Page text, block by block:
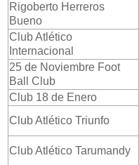
Rigoberto Herreros
Bueno
Club Atlético
Internacional
25 de Noviembre Foot
Ball Club
Club 18 de Enero
Club Atlético Triunfo
Club Atlético Tarumandy